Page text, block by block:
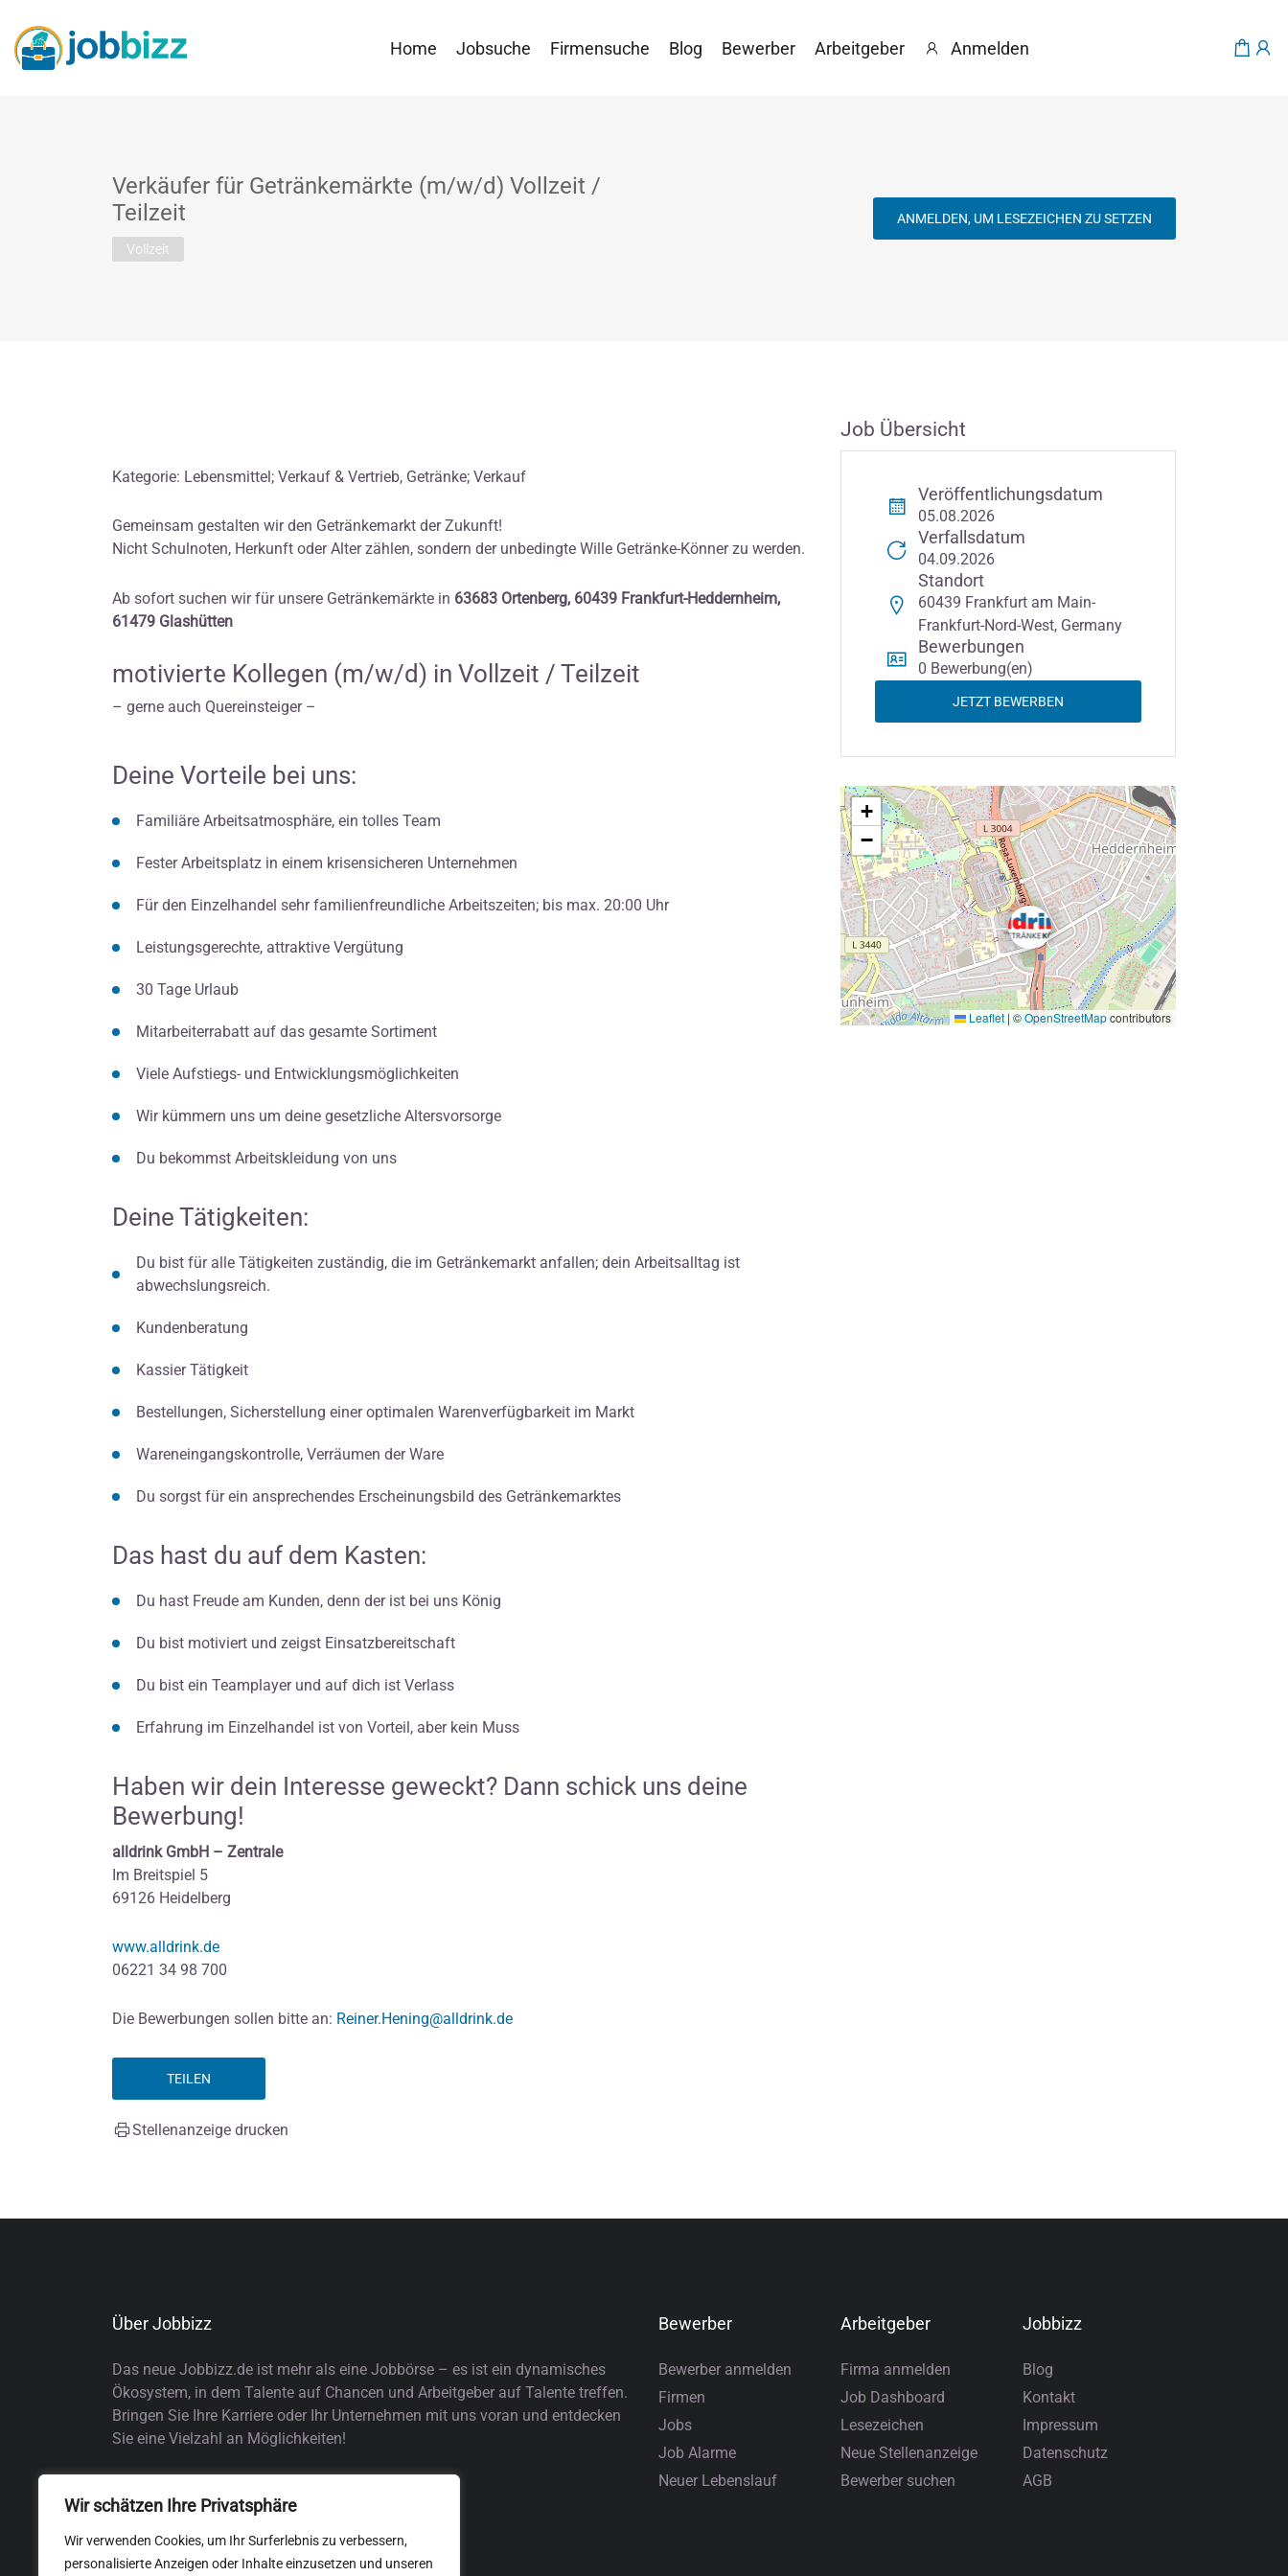
Wir schätzen Ihre Privatsphäre
Wir verwenden Cookies, um Ihr Surferlebnis zu verbessern,
personalisierte Anzeigen oder Inhalte einzusetzen und unseren
Home Jobsuche Firmensuche Blog Bewerber Arbeitgeber Anmelden
Verkäufer für Getränkemärkte (m/w/d) Vollzeit /
Teilzeit
Vollzeit
ANMELDEN, UM LESEZEICHEN ZU SETZEN
Kategorie: Lebensmittel; Verkauf & Vertrieb, Getränke; Verkauf
Gemeinsam gestalten wir den Getränkemarkt der Zukunft!
Nicht Schulnoten, Herkunft oder Alter zählen, sondern der unbedingte Wille Getränke-Könner zu werden.
Ab sofort suchen wir für unsere Getränkemärkte in 63683 Ortenberg, 60439 Frankfurt-Heddernheim,
61479 Glashütten
motivierte Kollegen (m/w/d) in Vollzeit / Teilzeit
– gerne auch Quereinsteiger –
Deine Vorteile bei uns:
Familiäre Arbeitsatmosphäre, ein tolles Team
Fester Arbeitsplatz in einem krisensicheren Unternehmen
Für den Einzelhandel sehr familienfreundliche Arbeitszeiten; bis max. 20:00 Uhr
Leistungsgerechte, attraktive Vergütung
30 Tage Urlaub
Mitarbeiterrabatt auf das gesamte Sortiment
Viele Aufstiegs- und Entwicklungsmöglichkeiten
Wir kümmern uns um deine gesetzliche Altersvorsorge
Du bekommst Arbeitskleidung von uns
Deine Tätigkeiten:
Du bist für alle Tätigkeiten zuständig, die im Getränkemarkt anfallen; dein Arbeitsalltag ist
abwechslungsreich.
Kundenberatung
Kassier Tätigkeit
Bestellungen, Sicherstellung einer optimalen Warenverfügbarkeit im Markt
Wareneingangskontrolle, Verräumen der Ware
Du sorgst für ein ansprechendes Erscheinungsbild des Getränkemarktes
Das hast du auf dem Kasten:
Du hast Freude am Kunden, denn der ist bei uns König
Du bist motiviert und zeigst Einsatzbereitschaft
Du bist ein Teamplayer und auf dich ist Verlass
Erfahrung im Einzelhandel ist von Vorteil, aber kein Muss
Haben wir dein Interesse geweckt? Dann schick uns deine
Bewerbung!
alldrink GmbH – Zentrale
Im Breitspiel 5
69126 Heidelberg
www.alldrink.de
06221 34 98 700
Die Bewerbungen sollen bitte an: Reiner.Hening@alldrink.de
TEILEN
Stellenanzeige drucken
Job Übersicht
Veröffentlichungsdatum
05.08.2026
Verfallsdatum
04.09.2026
Standort
60439 Frankfurt am Main-
Frankfurt-Nord-West, Germany
Bewerbungen
0 Bewerbung(en)
JETZT BEWERBEN
+
−
Leaflet | ©OpenStreetMapcontributors
Über Jobbizz
Das neue Jobbizz.de ist mehr als eine Jobbörse – es ist ein dynamisches
Ökosystem, in dem Talente auf Chancen und Arbeitgeber auf Talente treffen.
Bringen Sie Ihre Karriere oder Ihr Unternehmen mit uns voran und entdecken
Sie eine Vielzahl an Möglichkeiten!
Bewerber
Bewerber anmelden
Firmen
Jobs
Job Alarme
Neuer Lebenslauf
Arbeitgeber
Firma anmelden
Job Dashboard
Lesezeichen
Neue Stellenanzeige
Bewerber suchen
Jobbizz
Blog
Kontakt
Impressum
Datenschutz
AGB